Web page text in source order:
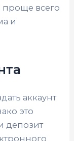
проще всего
и
аккаунт
это
депозит